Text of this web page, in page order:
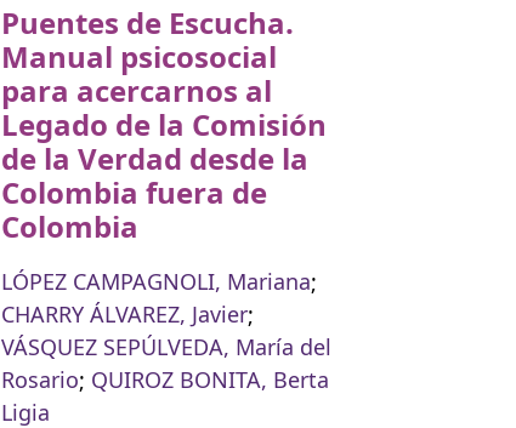
Puentes de Escucha.
Manual psicosocial
para acercarnos al
Legado de la Comisión
de la Verdad desde la
Colombia fuera de
Colombia
LÓPEZ CAMPAGNOLI, Mariana;
CHARRY ÁLVAREZ, Javier;
VÁSQUEZ SEPÚLVEDA, María del
Rosario; QUIROZ BONITA, Berta
Ligia